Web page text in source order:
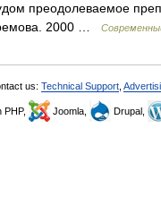
преодолеваемое
2000 …
us: Technical Support
PHP, Joomla, Drupal,